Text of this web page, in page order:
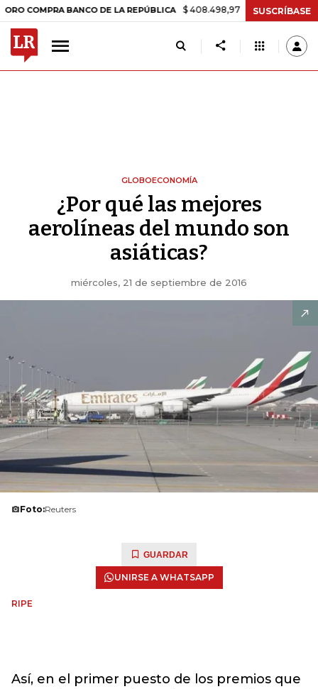
BANCO DE LA REPÚBLICA $ 408.498,97 +$ 8.753,81 +2,19%
SUSCRÍBASE
GLOBOECONOMÍA
¿Por qué las mejores
aerolíneas del mundo son
asiáticas?
miércoles, 21 de septiembre de 2016
Foto:Reuters
GUARDAR
UNIRSE A WHATSAPP
RIPE
Así, en el primer puesto de los premios que